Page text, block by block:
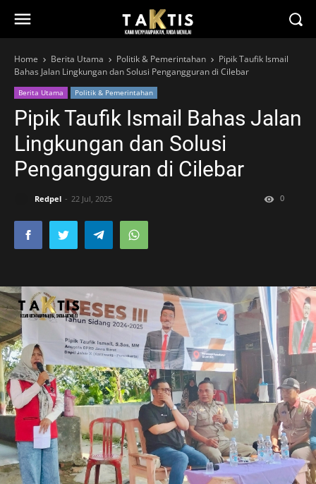
Home Berita Utama Politik & Pemerintahan
Pipik Taufik Ismail
Bahas Jalan Lingkungan dan Solusi Pengangguran di Cilebar
Berita Utama Politik & Pemerintahan
Pipik Taufik Ismail Bahas Jalan
Lingkungan dan Solusi
Pengangguran di Cilebar
Redpel 22 Jul, 2025 0